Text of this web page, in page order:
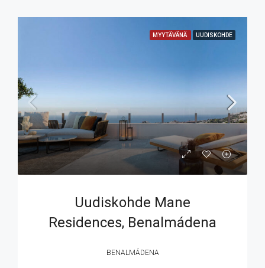
MYYTÄVÄNÄ UUDISKOHDE
Uudiskohde Mane
Residences, Benalmádena
BENALMÁDENA